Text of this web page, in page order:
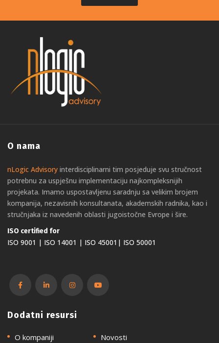
O nama
nLogic Advisory interdisciplinarni tim posjeduje svu stručnost
potrebnu za uspješnu implementaciju najkompleksnijih
projekata. Imamo uspostavljenu saradnju sa velikim brojem
kompanija, nezavisnih konsultanata, akademskih radnika, kao i
stručnjaka iz navedenih oblasti jugoistočne Evrope i šire.
ISO certified for
ISO 9001 | ISO 14001 | ISO 45001| ISO 50001
Dodatni resursi
O kompaniji Novosti